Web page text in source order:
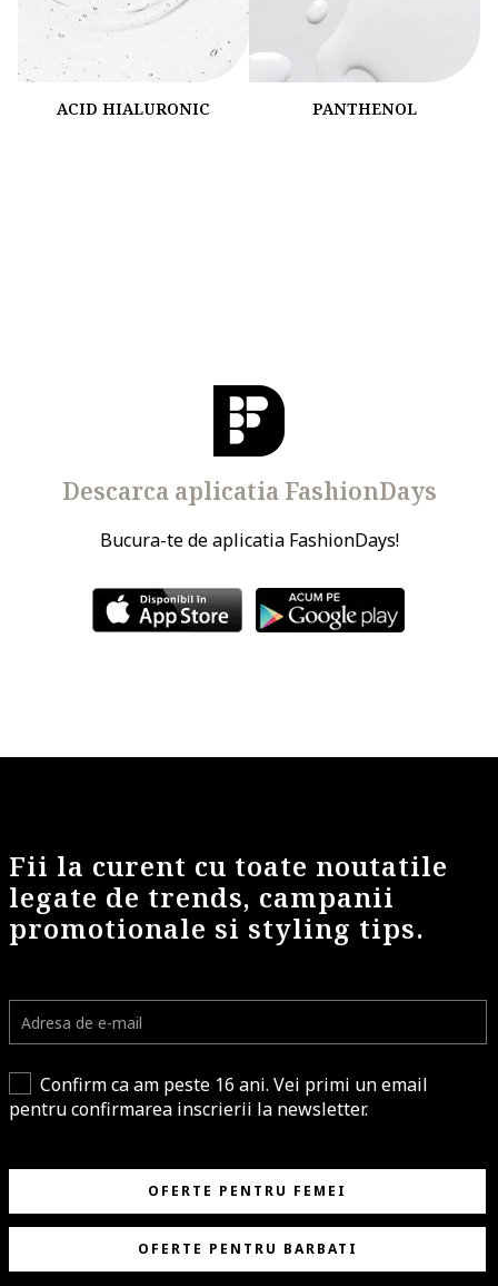
ACID HIALURONIC PANTHENOL
Descarca aplicatia FashionDays
Bucura-te de aplicatia FashionDays!
Fii la curent cu toate noutatile
legate de trends, campanii
promotionale si styling tips.
Confirm ca am peste 16 ani. Vei primi un email
pentru confirmarea inscrierii la newsletter.
OFERTE PENTRU FEMEI
OFERTE PENTRU BARBATI